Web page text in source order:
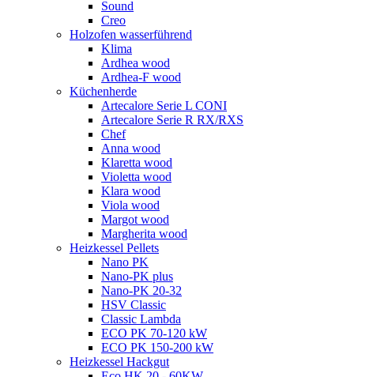
Sound
Creo
Holzofen wasserführend
Klima
Ardhea wood
Ardhea-F wood
Küchenherde
Artecalore Serie L CONI
Artecalore Serie R RX/RXS
Chef
Anna wood
Klaretta wood
Violetta wood
Klara wood
Viola wood
Margot wood
Margherita wood
Heizkessel Pellets
Nano PK
Nano-PK plus
Nano-PK 20-32
HSV Classic
Classic Lambda
ECO PK 70-120 kW
ECO PK 150-200 kW
Heizkessel Hackgut